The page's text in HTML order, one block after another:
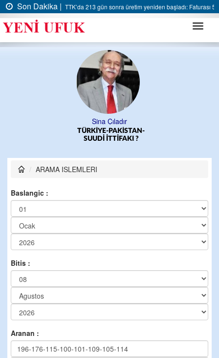
Son Dakika | TTK’da 213 gün sonra üretim yeniden başladı: Faturası 5
Menü
Sina Çıladır
TÜRKİYE-PAKİSTAN-
SUUDİ İTTİFAKI ?
ARAMA ISLEMLERI
Baslangic :
Bitis :
Aranan :